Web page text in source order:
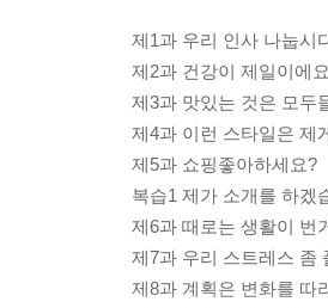
제1과 우리 인사 나눕시
제2과 건강이 제일이에요
제3과 맛있는 것은 모두
제4과 이런 스타일은 제
제5과 쇼핑좋아하세요?
복습1 제가 소개를 하겠
제6과 때로는 생활이 번
제7과 우리 스트레스 좀
제8과 계획은 변화를 따